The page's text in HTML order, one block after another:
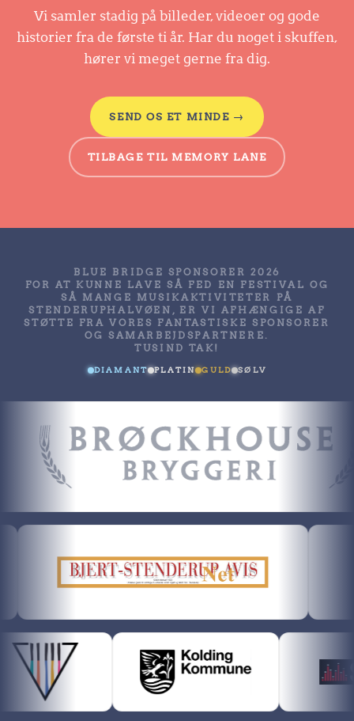
Vi samler stadig på billeder, videoer og gode
historier fra de første ti år. Har du noget i skuffen,
hører vi meget gerne fra dig.
SEND OS ET MINDE →
TILBAGE TIL MEMORY LANE
BLUE BRIDGE SPONSORER 2026
FOR AT KUNNE LAVE SÅ FED EN FESTIVAL OG
SÅ MANGE MUSIKAKTIVITETER PÅ
STENDERUPHALVØEN, ER VI AFHÆNGIGE AF
STØTTE FRA VORES FANTASTISKE SPONSORER
OG SAMARBEJDSPARTNERE.
TUSIND TAK!
DIAMANT PLATIN GULD SØLV